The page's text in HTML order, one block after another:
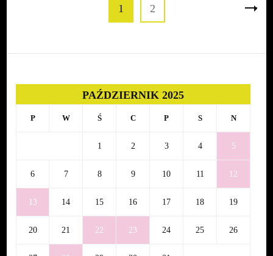
Page
1 Page
2
PAŹDZIERNIK 2025
P W Ś C P S N
1 2 3 4 5
6 7 8 9 10 11 12
13 14 15 16 17 18 19
20 21 22 23 24 25 26